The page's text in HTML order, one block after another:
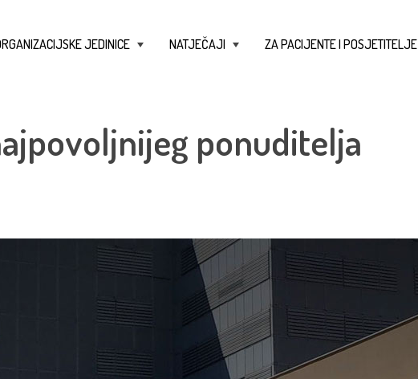
JEDINICE NATJEČAJI ZA PACIJENTE I POSJETITELJE
ponuditelja